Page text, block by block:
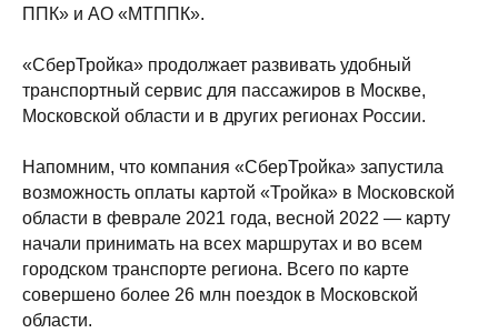
ППК» и АО «МТППК».
«СберТройка» продолжает развивать удобный
транспортный сервис для пассажиров в Москве,
Московской области и в других регионах России.
Напомним, что компания «СберТройка» запустила
возможность оплаты картой «Тройка» в Московской
области в феврале 2021 года, весной 2022 — карту
начали принимать на всех маршрутах и во всем
городском транспорте региона. Всего по карте
совершено более 26 млн поездок в Московской
области.